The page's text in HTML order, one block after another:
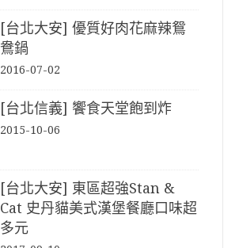
[台北大安] 優質好肉花麻辣鴛
鴦鍋
2016-07-02
[台北信義] 饗食天堂飽到炸
2015-10-06
[台北大安] 東區超強Stan &
Cat 史丹貓美式漢堡餐廳口味超
多元